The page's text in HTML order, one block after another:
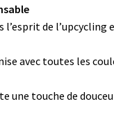
l’esprit de
avec toutes les
une touche de